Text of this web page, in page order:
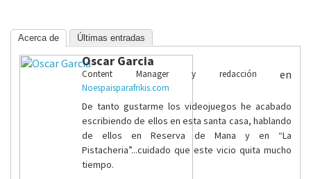
Acerca de Últimas entradas
Oscar Garcia
Content Manager y redacción en
Noespaisparafrikis.com
De tanto gustarme los videojuegos he acabado
escribiendo de ellos en esta santa casa, hablando
de ellos en Reserva de Mana y en “La
Pistacheria”...cuidado que este vicio quita mucho
tiempo.